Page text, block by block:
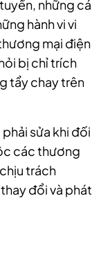
những cá
hành vi vi
mại điện
bị chỉ trích
tẩy chay trên
sửa khi đối
các thương
trách
đổi và phát